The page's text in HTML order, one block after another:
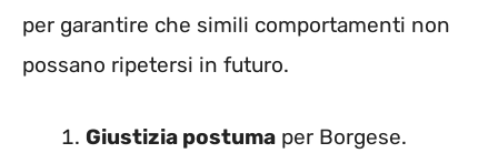
per garantire che simili comportamenti non
possano ripetersi in futuro.
Giustizia postuma per Borgese.